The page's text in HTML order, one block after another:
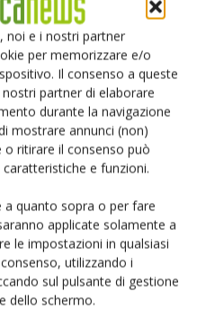
noi e i nostri partner
per memorizzare e/o
Il consenso a queste
partner di elaborare
durante la navigazione
mostrare annunci (non)
ritirare il consenso può
e funzioni.
a quanto sopra o per fare
applicate solamente a
le impostazioni in qualsiasi
utilizzando i
sul pulsante di gestione
dello schermo.